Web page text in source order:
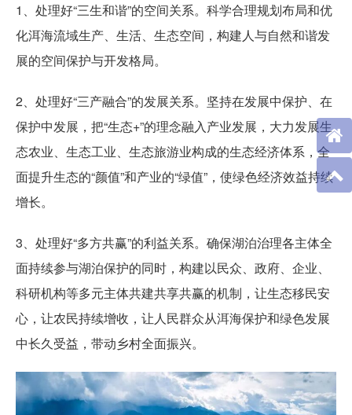
1、处理好“三生和谐”的空间关系。科学合理规划布局和优
化洱海流域生产、生活、生态空间，构建人与自然和谐发
展的空间保护与开发格局。
2、处理好“三产融合”的发展关系。坚持在发展中保护、在
保护中发展，把“生态+”的理念融入产业发展，大力发展生
态农业、生态工业、生态旅游业构成的生态经济体系，全
面提升生态的“颜值”和产业的“绿值”，使绿色经济效益持续
增长。
3、处理好“多方共赢”的利益关系。确保湖泊治理各主体全
面持续参与湖泊保护的同时，构建以民众、政府、企业、
科研机构等多元主体共建共享共赢的机制，让生态移民安
心，让农民持续增收，让人民群众从洱海保护和绿色发展
中长久受益，带动乡村全面振兴。